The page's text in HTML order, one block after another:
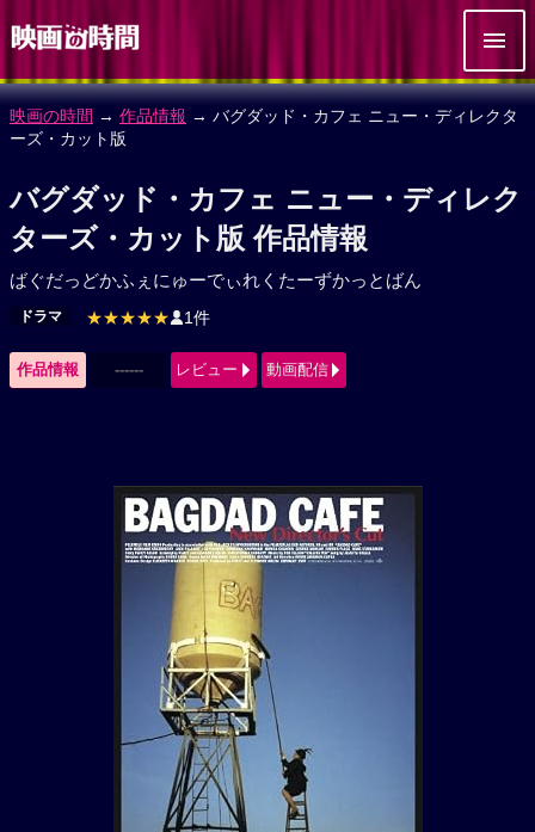
映画の時間 → 作品情報 → バグダッド・カフェ ニュー・ディレクタ
ーズ・カット版
バグダッド・カフェ ニュー・ディレク
ターズ・カット版 作品情報
ばぐだっどかふぇにゅーでぃれくたーずかっとばん
ドラマ ★★★★★ 1件
作品情報 ------ レビュー 動画配信